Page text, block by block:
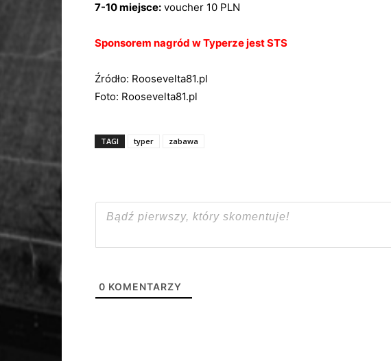
7-10 miejsce: voucher 10 PLN
Sponsorem nagród w Typerze jest STS
Źródło: Roosevelta81.pl
Foto: Roosevelta81.pl
TAGI typer zabawa
0 KOMENTARZY